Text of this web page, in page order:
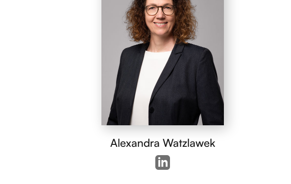
Alexandra Watzlawek